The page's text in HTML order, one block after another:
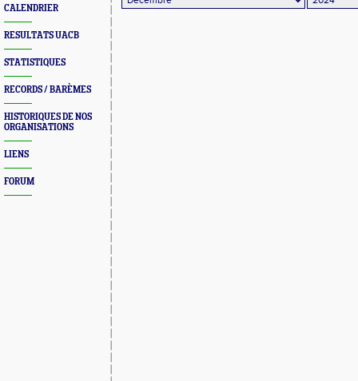
CALENDRIER
RESULTATS UACB
STATISTIQUES
RECORDS / BARÈMES
HISTORIQUES DE NOS
ORGANISATIONS
LIENS
FORUM